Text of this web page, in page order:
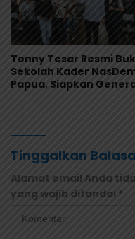
Tonny Tesar Resmi
Sekolah Kader
Papua, Siapkan
Tinggalkan
Alamat email Anda
yang wajib ditandai *